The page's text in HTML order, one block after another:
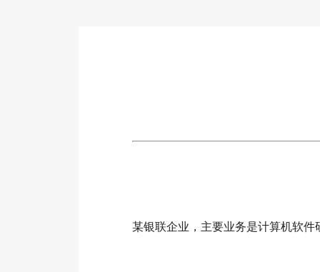
某银联企业，主要业务是计算机软